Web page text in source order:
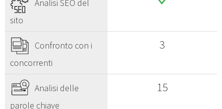
Analisi SEO del
sito
Confronto con i
concorrenti
3
Analisi delle
parole chiave
15